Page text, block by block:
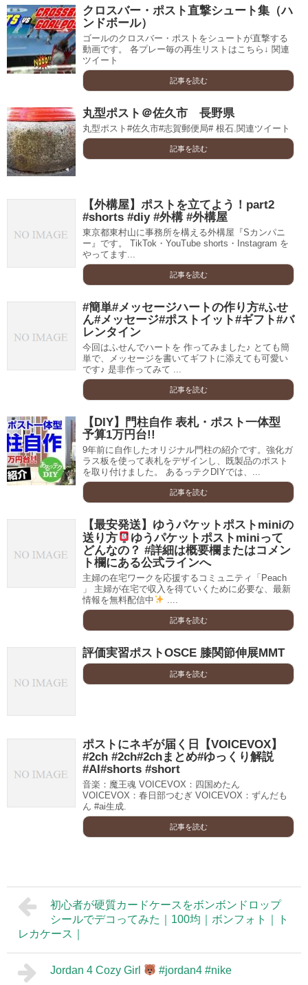
クロスバー・ポスト直撃シュート集（ハ
ンドボール）
ゴールのクロスバー・ポストをシュートが直撃する
動画です。 各プレー毎の再生リストはこちら↓ 関連
ツイート
記事を読む
丸型ポスト＠佐久市 長野県
丸型ポスト#佐久市#志賀郵便局# 根石.関連ツイート
記事を読む
【外構屋】ポストを立てよう！part2
#shorts #diy #外構 #外構屋
東京都東村山に事務所を構える外構屋『Sカンパニ
ー』です。 TikTok・YouTube shorts・Instagram を
やってます...
記事を読む
#簡単#メッセージハートの作り方#ふせ
ん#メッセージ#ポストイット#ギフト#バ
レンタイン
今回はふせんでハートを 作ってみました♪ とても簡
単で、メッセージを書いてギフトに添えても可愛い
です♪ 是非作ってみて ...
記事を読む
【DIY】門柱自作 表札・ポスト一体型
予算1万円台!!
9年前に自作したオリジナル門柱の紹介です。強化ガ
ラス板を使って表札をデザインし、既製品のポスト
を取り付けました。 あるっテクDIYでは、...
記事を読む
【最安発送】ゆうパケットポストminiの
送り方
ゆうパケットポストminiって
どんなの？ #詳細は概要欄またはコメン
ト欄にある公式ラインへ
主婦の在宅ワークを応援するコミュニティ「Peach
」 主婦が在宅で収入を得ていくために必要な、最新
情報を無料配信中
....
記事を読む
評価実習ポストOSCE 膝関節伸展MMT
記事を読む
ポストにネギが届く日【VOICEVOX】
#2ch #2ch#2chまとめ#ゆっくり解説
#AI#shorts #short
音楽：魔王魂 VOICEVOX：四国めたん
VOICEVOX：春日部つむぎ VOICEVOX：ずんだも
ん #ai生成.
記事を読む
初心者が硬質カードケースをボンボンドロップ
シールでデコってみた｜100均｜ボンフォト｜ト
レカケース｜
Jordan 4 Cozy Girl #jordan4 #nike